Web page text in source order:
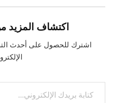
اكتشاف المزيد
اشترك للحصول على أحدث
كتابة بريدك الإلكتروني...